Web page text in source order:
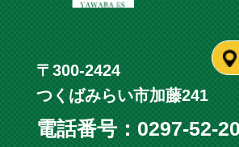
〒300-2424
つくばみらい市加藤241
電話番号：0297-52-